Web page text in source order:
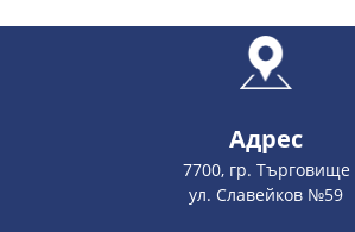
Адрес
7700, гр. Търговище
ул. Славейков №59